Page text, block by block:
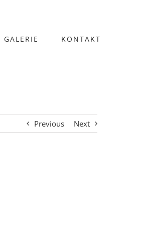
GALERIE KONTAKT
Previous Next